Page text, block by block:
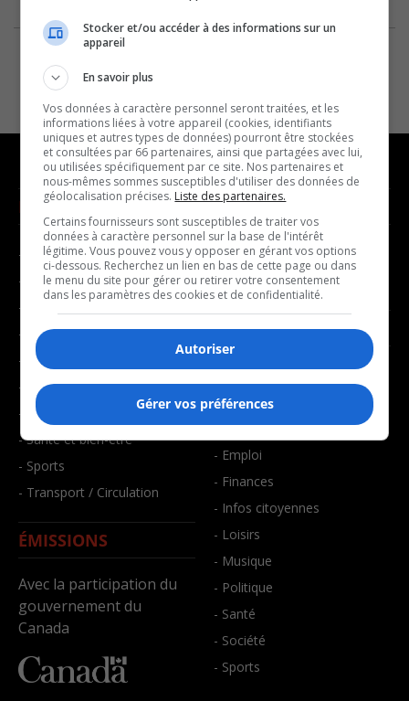
NOUVELLES
- Affaires municipales
- Communauté / Social
- Culture
- Économie
- Éducation
- Environnement
- Faits divers
- Santé et bien-être
- Sports
- Transport / Circulation
ÉMISSIONS
Avec la participation du
gouvernement du
Canada
MUSIQUE
- Décompte franco
- Joué récemment
BALADOS
- Art de vivre
- Bien-être
- Emploi
- Finances
- Infos citoyennes
- Loisirs
- Musique
- Politique
- Santé
- Société
- Sports
Stocker et/ou accéder à des informations sur un
appareil
En savoir plus
Vos données à caractère personnel seront traitées, et les
informations liées à votre appareil (cookies, identifiants
uniques et autres types de données) pourront être stockées
et consultées par 66 partenaires, ainsi que partagées avec lui,
ou utilisées spécifiquement par ce site. Nos partenaires et
nous-mêmes sommes susceptibles d'utiliser des données de
géolocalisation précises. Liste des partenaires.
Certains fournisseurs sont susceptibles de traiter vos
données à caractère personnel sur la base de l'intérêt
légitime. Vous pouvez vous y opposer en gérant vos options
ci-dessous. Recherchez un lien en bas de cette page ou dans
le menu du site pour gérer ou retirer votre consentement
dans les paramètres des cookies et de confidentialité.
Autoriser
Gérer vos préférences